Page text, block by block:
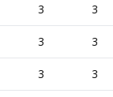
3 3
3 3
3 3